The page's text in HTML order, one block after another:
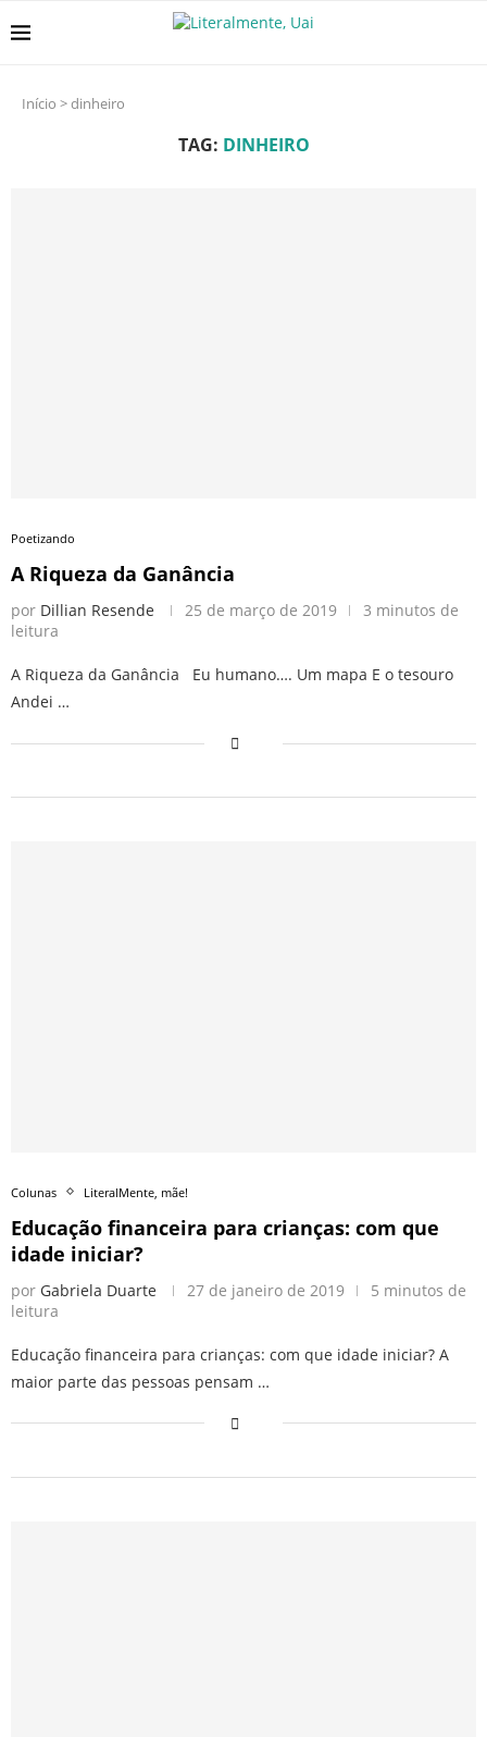
Início >dinheiro
TAG: DINHEIRO
Poetizando
A Riqueza da Ganância
por Dillian Resende 25 de março de 2019
3 minutos de
leitura
A Riqueza da Ganância Eu humano…. Um mapa E o tesouro
Andei …
Colunas LiteralMente, mãe!
Educação financeira para crianças: com que
idade iniciar?
por Gabriela Duarte 27 de janeiro de 2019
5 minutos de
leitura
Educação financeira para crianças: com que idade iniciar? A
maior parte das pessoas pensam …